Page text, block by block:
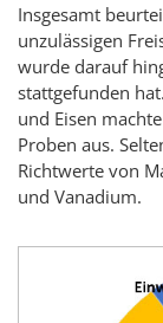
Insgesamt
unzulässigen
wurde darauf
stattgefunden
und Eisen
Proben aus.
Richtwerte von
und Vanadium.